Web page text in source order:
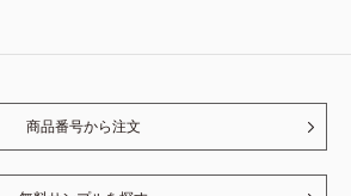
商品番号から注文